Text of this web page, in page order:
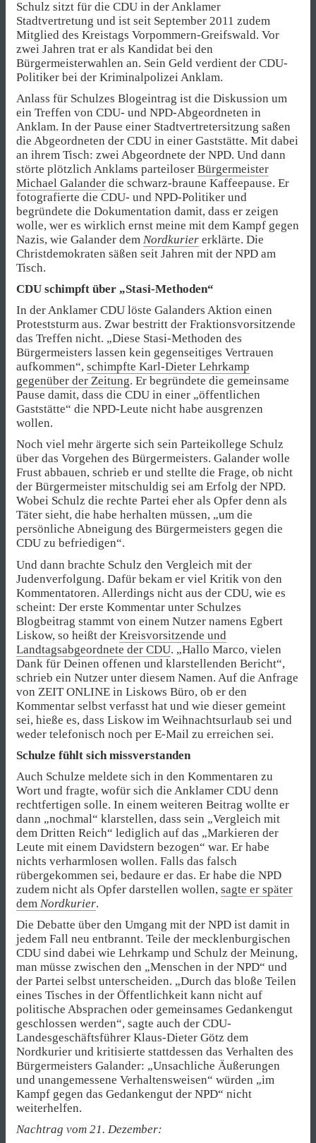
Schulz sitzt für die CDU in der Anklamer
Stadtvertretung und ist seit September 2011 zudem
Mitglied des Kreistags Vorpommern-Greifswald. Vor
zwei Jahren trat er als Kandidat bei den
Bürgermeisterwahlen an. Sein Geld verdient der CDU-
Politiker bei der Kriminalpolizei Anklam.
Anlass für Schulzes Blogeintrag ist die Diskussion um
ein Treffen von CDU- und NPD-Abgeordneten in
Anklam. In der Pause einer Stadtvertretersitzung saßen
die Abgeordneten der CDU in einer Gaststätte. Mit dabei
an ihrem Tisch: zwei Abgeordnete der NPD. Und dann
störte plötzlich Anklams parteiloser Bürgermeister
Michael Galander die schwarz-braune Kaffeepause. Er
fotografierte die CDU- und NPD-Politiker und
begründete die Dokumentation damit, dass er zeigen
wolle, wer es wirklich ernst meine mit dem Kampf gegen
Nazis, wie Galander dem Nordkurier erklärte. Die
Christdemokraten säßen seit Jahren mit der NPD am
Tisch.
CDU schimpft über „Stasi-Methoden“
In der Anklamer CDU löste Galanders Aktion einen
Proteststurm aus. Zwar bestritt der Fraktionsvorsitzende
das Treffen nicht. „Diese Stasi-Methoden des
Bürgermeisters lassen kein gegenseitiges Vertrauen
aufkommen“, schimpfte Karl-Dieter Lehrkamp
gegenüber der Zeitung. Er begründete die gemeinsame
Pause damit, dass die CDU in einer „öffentlichen
Gaststätte“ die NPD-Leute nicht habe ausgrenzen
wollen.
Noch viel mehr ärgerte sich sein Parteikollege Schulz
über das Vorgehen des Bürgermeisters. Galander wolle
Frust abbauen, schrieb er und stellte die Frage, ob nicht
der Bürgermeister mitschuldig sei am Erfolg der NPD.
Wobei Schulz die rechte Partei eher als Opfer denn als
Täter sieht, die habe herhalten müssen, „um die
persönliche Abneigung des Bürgermeisters gegen die
CDU zu befriedigen“.
Und dann brachte Schulz den Vergleich mit der
Judenverfolgung. Dafür bekam er viel Kritik von den
Kommentatoren. Allerdings nicht aus der CDU, wie es
scheint: Der erste Kommentar unter Schulzes
Blogbeitrag stammt von einem Nutzer namens Egbert
Liskow, so heißt der Kreisvorsitzende und
Landtagsabgeordnete der CDU. „Hallo Marco, vielen
Dank für Deinen offenen und klarstellenden Bericht“,
schrieb ein Nutzer unter diesem Namen. Auf die Anfrage
von ZEIT ONLINE in Liskows Büro, ob er den
Kommentar selbst verfasst hat und wie dieser gemeint
sei, hieße es, dass Liskow im Weihnachtsurlaub sei und
weder telefonisch noch per E-Mail zu erreichen sei.
Schulze fühlt sich missverstanden
Auch Schulze meldete sich in den Kommentaren zu
Wort und fragte, wofür sich die Anklamer CDU denn
rechtfertigen solle. In einem weiteren Beitrag wollte er
dann „nochmal“ klarstellen, dass sein „Vergleich mit
dem Dritten Reich“ lediglich auf das „Markieren der
Leute mit einem Davidstern bezogen“ war. Er habe
nichts verharmlosen wollen. Falls das falsch
rübergekommen sei, bedaure er das. Er habe die NPD
zudem nicht als Opfer darstellen wollen, sagte er später
dem Nordkurier.
Die Debatte über den Umgang mit der NPD ist damit in
jedem Fall neu entbrannt. Teile der mecklenburgischen
CDU sind dabei wie Lehrkamp und Schulz der Meinung,
man müsse zwischen den „Menschen in der NPD“ und
der Partei selbst unterscheiden. „Durch das bloße Teilen
eines Tisches in der Öffentlichkeit kann nicht auf
politische Absprachen oder gemeinsames Gedankengut
geschlossen werden“, sagte auch der CDU-
Landesgeschäftsführer Klaus-Dieter Götz dem
Nordkurier und kritisierte stattdessen das Verhalten des
Bürgermeisters Galander: „Unsachliche Äußerungen
und unangemessene Verhaltensweisen“ würden „im
Kampf gegen das Gedankengut der NPD“ nicht
weiterhelfen.
Nachtrag vom 21. Dezember: